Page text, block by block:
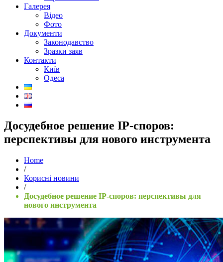
Галерея
Відео
Фото
Документи
Законодавство
Зразки заяв
Контакти
Київ
Одеса
Досудебное решение IP-споров:
перспективы для нового инструмента
Home
/
Корисні новини
/
Досудебное решение IP-споров: перспективы для
нового инструмента